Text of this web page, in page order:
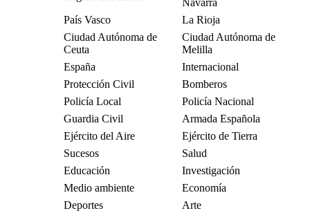
Navarra
País Vasco
La Rioja
Ciudad Autónoma de
Ceuta
Ciudad Autónoma de
Melilla
España
Internacional
Protección Civil
Bomberos
Policía Local
Policía Nacional
Guardia Civil
Armada Española
Ejército del Aire
Ejército de Tierra
Sucesos
Salud
Educación
Investigación
Medio ambiente
Economía
Deportes
Arte